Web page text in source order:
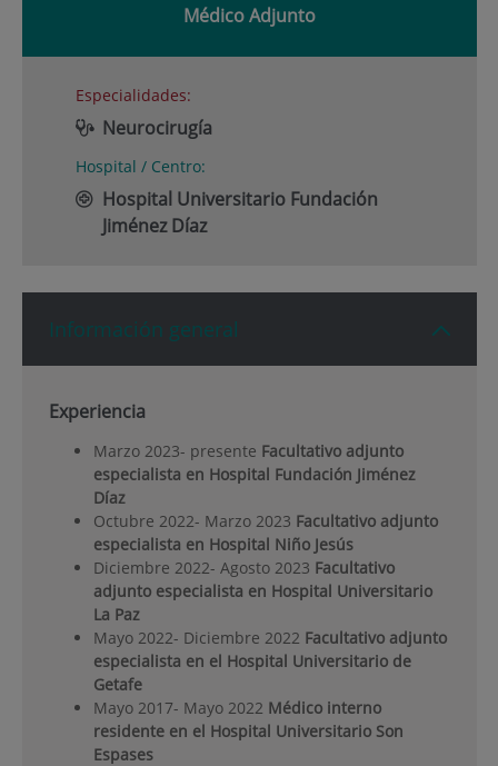
Médico Adjunto
Especialidades:
Neurocirugía
Hospital / Centro:
Hospital Universitario Fundación
Jiménez Díaz
Información general
Experiencia
Marzo 2023- presente Facultativo adjunto
especialista en Hospital Fundación Jiménez
Díaz
Octubre 2022- Marzo 2023 Facultativo adjunto
especialista en Hospital Niño Jesús
Diciembre 2022- Agosto 2023 Facultativo
adjunto especialista en Hospital Universitario
La Paz
Mayo 2022- Diciembre 2022 Facultativo adjunto
especialista en el Hospital Universitario de
Getafe
Mayo 2017- Mayo 2022 Médico interno
residente en el Hospital Universitario Son
Espases